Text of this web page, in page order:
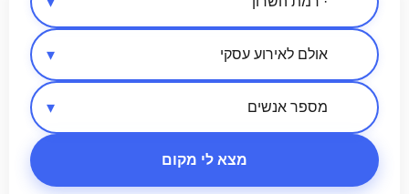
אזור בארץ
סיווג מקום
מספר אנשים
מצא לי מקום